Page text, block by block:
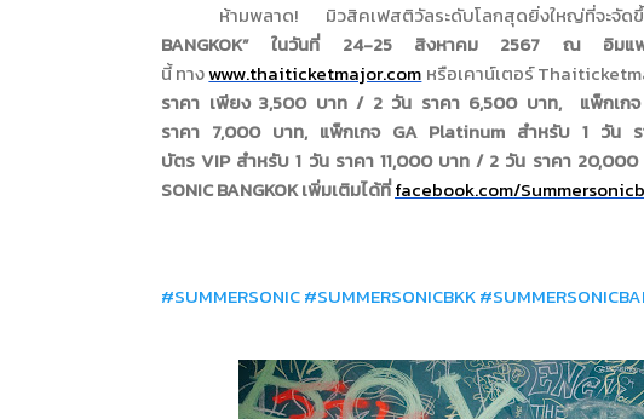
ห้ามพลาด! มิวสิคเฟสติวัลระดับโลกสุดยิ่งใหญ่ที่จะจัด
BANGKOK”ในวันที่ 24-25 สิงหาคม 2567 ณ อิมแพ
นี้ทางwww.thaiticketmajor.com หรือเคาน์เตอร์
ราคา เพียง 3,500 บาท / 2 วัน ราคา 6,500 บาท, แพ็กเกจ
ราคา 7,000 บาท, แพ็กเกจ GA Platinum สำหรับ1 วัน
บัตรVIP สำหรับ1 วัน ราคา 11,000 บาท/ 2 วัน ราคา 20,000
SONIC BANGKOKเพิ่มเติมได้ที่facebook.com/
#SUMMERSONIC#SUMMERSONICBKK